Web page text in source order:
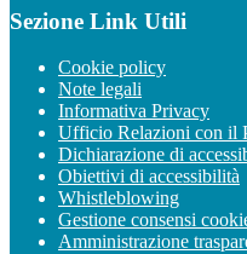
Sezione Link Utili
Cookie policy
Note legali
Informativa Privacy
Ufficio Relazioni con il
Dichiarazione di
Obiettivi di accessibilità
Whistleblowing
Gestione consensi
Amministrazione